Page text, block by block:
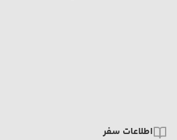
اطلاعات سفر